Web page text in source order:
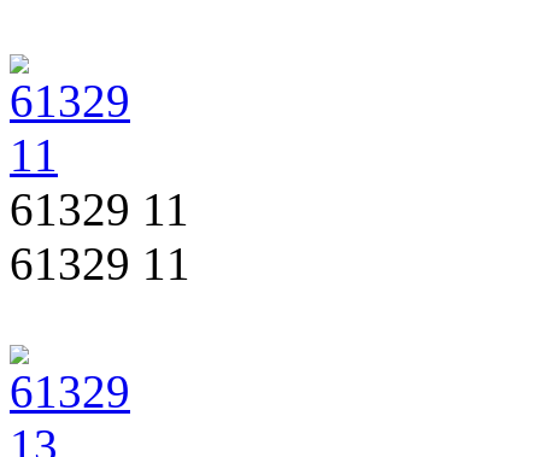
61329 11
61329 11